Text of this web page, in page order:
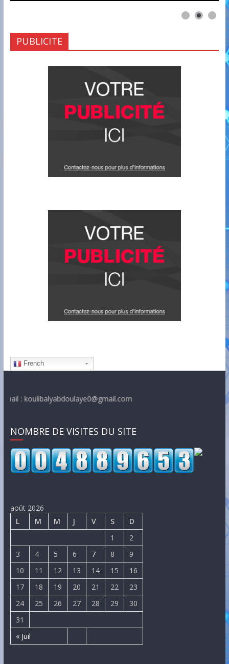
PUBLICITE
French
NOMBRE DE VISITES DU SITE
août 2026
L
M M J V S D
« Juil
1
2
3
4 5 6 7 8
9
10
11 12 13 14 15
16
17
18 19 20 21 22
23
24
25 26 27 28 29
30
31